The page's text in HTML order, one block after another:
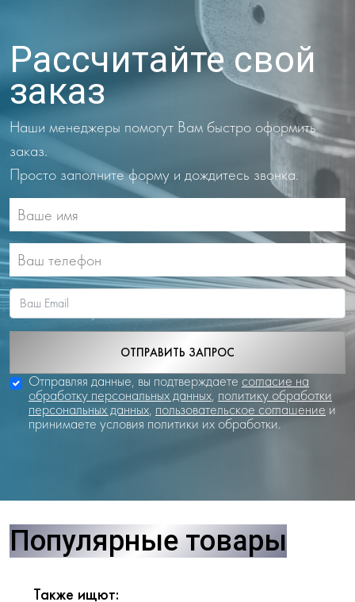
Рассчитайте свой
заказ
Наши менеджеры помогут Вам быстро оформить
заказ.
Просто заполните форму и дождитесь звонка.
ОТПРАВИТЬ ЗАПРОС
Отправляя данные, вы подтверждаете согласие на
обработку персональных данных политику обработки
персональных данных пользовательское соглашение и
принимаете условия политики их обработки.
Популярные товары
Также ищют: